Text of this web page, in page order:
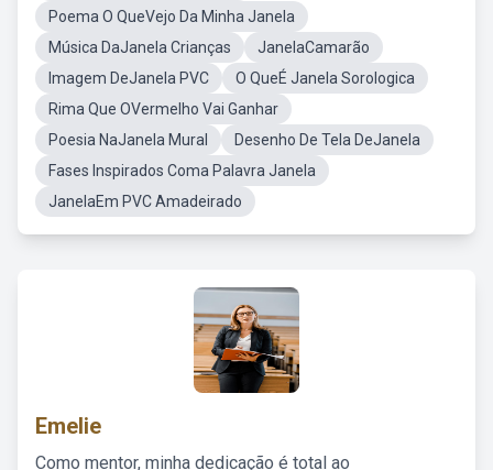
Poema O QueVejo Da Minha Janela
Música DaJanela Crianças
JanelaCamarão
Imagem DeJanela PVC
O QueÉ Janela Sorologica
Rima Que OVermelho Vai Ganhar
Poesia NaJanela Mural
Desenho De Tela DeJanela
Fases Inspirados Coma Palavra Janela
JanelaEm PVC Amadeirado
Emelie
Como mentor, minha dedicação é total ao